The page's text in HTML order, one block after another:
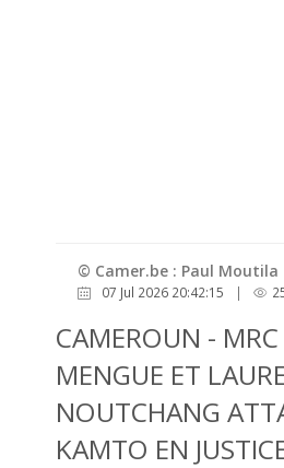
© Camer.be : Paul Moutila
07 Jul 2026 20:42:15 |
CAMEROUN -
MENGUE ET
NOUTCHANG
KAMTO EN